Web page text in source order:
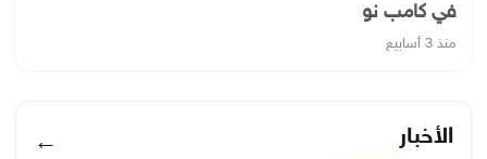
في كامب نو
منذ 3 أسابيع
الأخبار ←